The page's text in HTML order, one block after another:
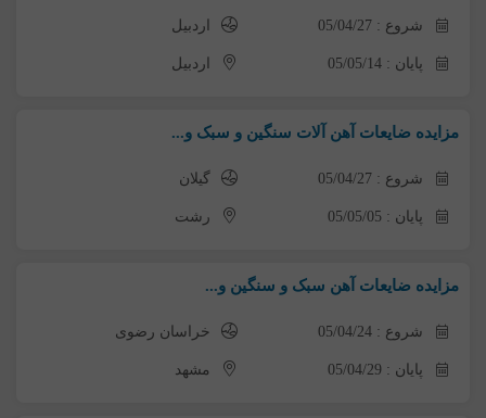
شروع : 05/04/27 اردبیل
پایان : 05/05/14 اردبیل
مزایده ضایعات آهن آلات سنگین و سبک و...
شروع : 05/04/27 گیلان
پایان : 05/05/05 رشت
مزایده ضایعات آهن سبک و سنگین و...
شروع : 05/04/24 خراسان رضوی
پایان : 05/04/29 مشهد